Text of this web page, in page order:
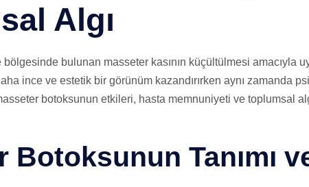
Algı
bulunan masseter kasının küçültülmesi amacıyla
ince ve estetik bir görünüm kazandırırken aynı zamanda
botoksunun etkileri, hasta memnuniyeti ve toplumsal
Botoksunun Tanımı